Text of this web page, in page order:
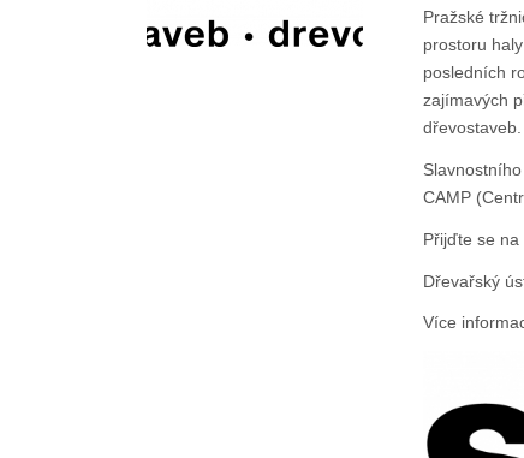
Pražské
prostoru
posledních
zajímavých
dřevostaveb.
CAMP
Přijďte se
Dřevařský
Více